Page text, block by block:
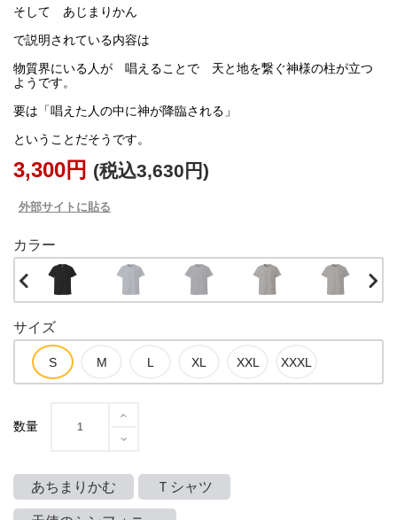
そして あじまりかん
で説明されている内容は
物質界にいる人が 唱えることで 天と地を繋ぐ神様の柱が立つ
ようです。
要は「唱えた人の中に神が降臨される」
3,300円 (税込3,630円)
外部サイトに貼る
カラー
サイズ
数量
あちまりかむ Ｔシャツ